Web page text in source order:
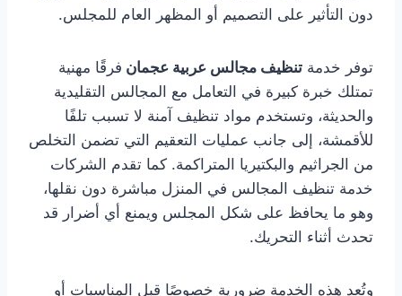
دون التأثير على التصميم أو المظهر العام للمجلس.
توفر خدمة تنظيف مجالس عربية عجمان فرقًا مهنية
تمتلك خبرة كبيرة في التعامل مع المجالس التقليدية
والحديثة، وتستخدم مواد تنظيف آمنة لا تسبب تلفًا
للأقمشة، إلى جانب عمليات التعقيم التي تضمن التخلص
من الجراثيم والبكتيريا المتراكمة. كما تقدم الشركات
خدمة تنظيف المجالس في المنزل مباشرة دون نقلها،
وهو ما يحافظ على شكل المجلس ويمنع أي أضرار قد
تحدث أثناء التحريك.
وتُعد هذه الخدمة ضرورية خصوصًا قبل المناسبات أو